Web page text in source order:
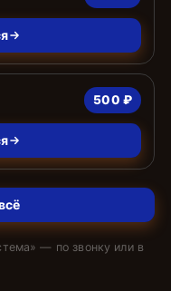
500 ₽
» — по звонку или в